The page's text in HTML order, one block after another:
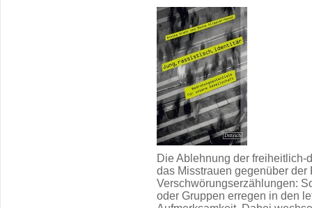
Die Ablehnung der freiheitlich-
das Misstrauen gegenüber
Verschwörungserzählungen:
oder Gruppen erregen in den